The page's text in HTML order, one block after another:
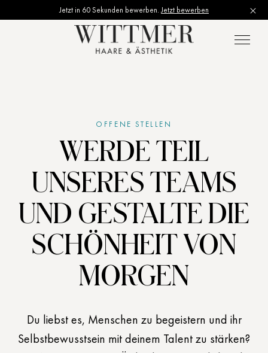
Jetzt in 60 Sekunden bewerben.Jetzt bewerben
OFFENE STELLEN
WERDE TEIL
UNSERES TEAMS
UND GESTALTE DIE
SCHÖNHEIT VON
MORGEN
Du liebst es, Menschen zu begeistern und ihr
Selbstbewusstsein mit deinem Talent zu stärken?